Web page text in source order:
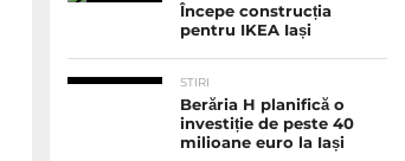
Începe construcția
pentru IKEA Iași
STIRI
Berăria H planifică o
investiție de peste 40
milioane euro la Iași